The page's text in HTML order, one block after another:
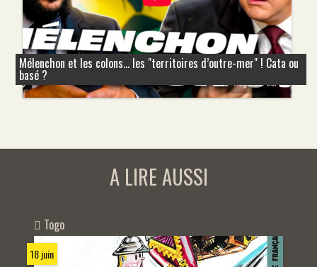
Mélenchon et les colons... les "territoires d’outre-mer" ! Cata ou
basé ?
A LIRE AUSSI
Togo
18 juin